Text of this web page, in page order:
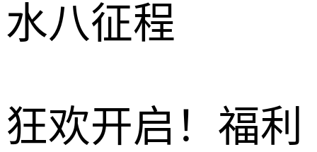
水八征程
狂欢开启！福利